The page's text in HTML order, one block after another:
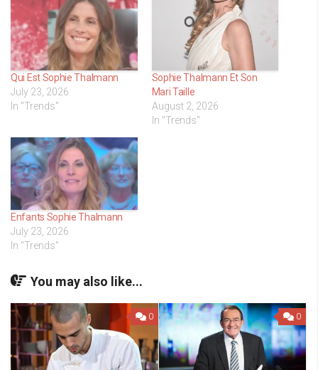
Qui Est Sophie Thalmann
July 23, 2026
In "Trends"
Sophie Thalmann Et Son
Mari Taille
August 2, 2026
In "Trends"
Enfants Sophie Thalmann
July 23, 2026
In "Trends"
You may also like...
0 0